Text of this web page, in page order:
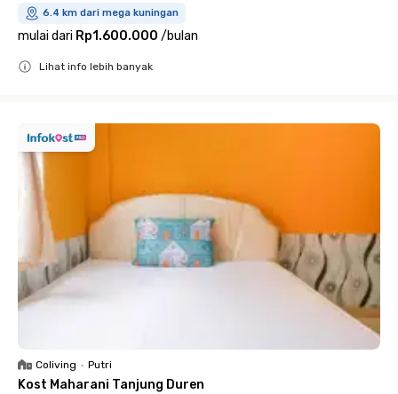
6.4 km dari mega kuningan
mulai dari Rp1.600.000 /bulan
Lihat info lebih banyak
Coliving • Putri
Kost Maharani Tanjung Duren